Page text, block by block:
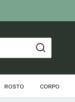
ROSTO CORPO